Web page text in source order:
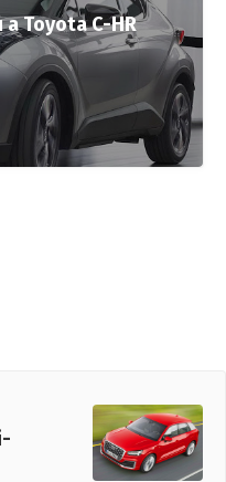
Toyota C-HR